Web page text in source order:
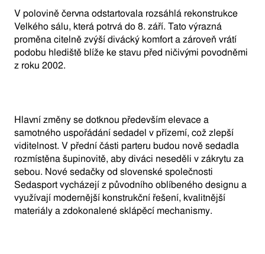
V polovině června odstartovala rozsáhlá rekonstrukce
Velkého sálu, která potrvá do 8. září. Tato výrazná
proměna citelně zvýší divácký komfort a zároveň vrátí
podobu hlediště blíže ke stavu před ničivými povodněmi
z roku 2002.
Hlavní změny se dotknou především elevace a
samotného uspořádání sedadel v přízemí, což zlepší
viditelnost. V přední části parteru budou nově sedadla
rozmístěna šupinovitě, aby diváci neseděli v zákrytu za
sebou. Nové sedačky od slovenské společnosti
Sedasport vycházejí z původního oblíbeného designu a
využívají modernější konstrukční řešení, kvalitnější
materiály a zdokonalené sklápěcí mechanismy.